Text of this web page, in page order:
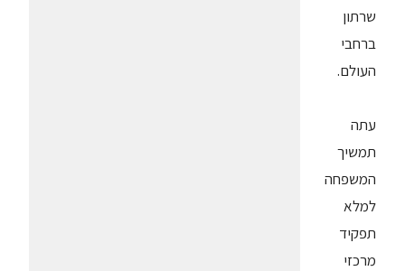
שרתון
ברחבי
העולם.
עתה
תמשיך
המשפחה
למלא
תפקיד
מרכזי